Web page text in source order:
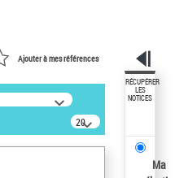
Ajouter à mes références
20
résultats/page
RÉCUPÉRER
LES
NOTICES
Ma